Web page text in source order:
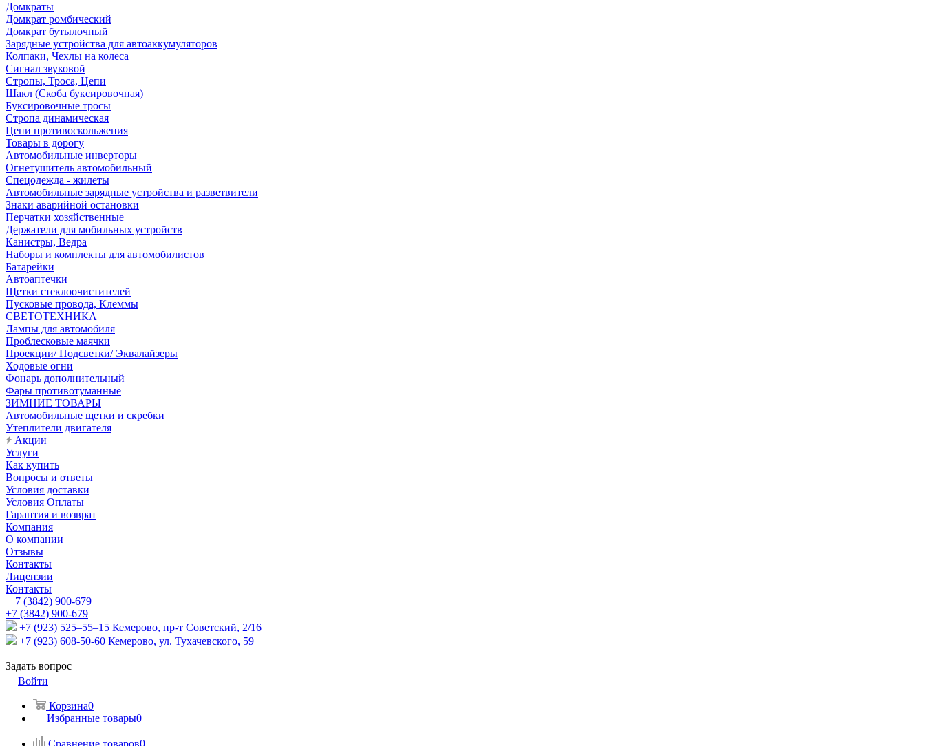
Домкраты
Домкрат ромбический
Домкрат бутылочный
Зарядные устройства для автоаккумуляторов
Колпаки, Чехлы на колеса
Сигнал звуковой
Стропы, Троса, Цепи
Шакл (Скоба буксировочная)
Буксировочные тросы
Стропа динамическая
Цепи противоскольжения
Товары в дорогу
Автомобильные инверторы
Огнетушитель автомобильный
Спецодежда - жилеты
Автомобильные зарядные устройства и разветвители
Знаки аварийной остановки
Перчатки хозяйственные
Держатели для мобильных устройств
Канистры, Ведра
Наборы и комплекты для автомобилистов
Батарейки
Автоаптечки
Щетки стеклоочистителей
Пусковые провода, Клеммы
СВЕТОТЕХНИКА
Лампы для автомобиля
Проблесковые маячки
Проекции/ Подсветки/ Эквалайзеры
Ходовые огни
Фонарь дополнительный
Фары противотуманные
ЗИМНИЕ ТОВАРЫ
Автомобильные щетки и скребки
Утеплители двигателя
Акции
Услуги
Как купить
Вопросы и ответы
Условия доставки
Условия Оплаты
Гарантия и возврат
Компания
О компании
Отзывы
Контакты
Лицензии
Контакты
+7 (3842) 900-679
+7 (3842) 900-679
+7 (923) 525–55–15 Кемерово, пр-т Советский, 2/16
+7 (923) 608-50-60 Кемерово, ул. Тухачевского, 59
Задать вопрос
Войти
Корзина0
Избранные товары0
Сравнение товаров0